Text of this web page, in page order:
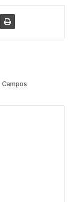
Campos